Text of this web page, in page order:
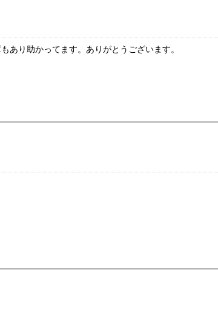
あり助かってます。ありがとうございます。